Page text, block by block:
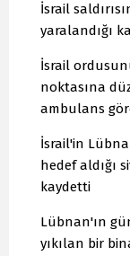
İsrail
yaralandığı
İsrail
noktasına
ambulans
İsrail'in
hedef aldığı
kaydetti
Lübnan'ın
yıkılan bir